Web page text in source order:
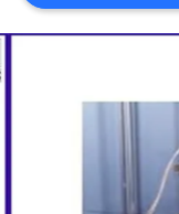
KEBIJAKAN
PRIVASI